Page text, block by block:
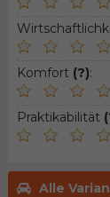
Komfort (?):
Praktikabilität
Alle